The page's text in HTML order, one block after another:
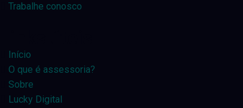
Trabalhe conosco
Início
O que é assessoria?
Sobre
Lucky Digital